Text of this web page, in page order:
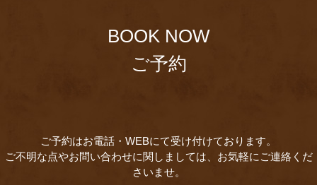
BOOK NOW
ご予約
ご予約はお電話・WEBにて受け付けております。
ご不明な点やお問い合わせに関しましては、お気軽にご連絡くだ
さいませ。